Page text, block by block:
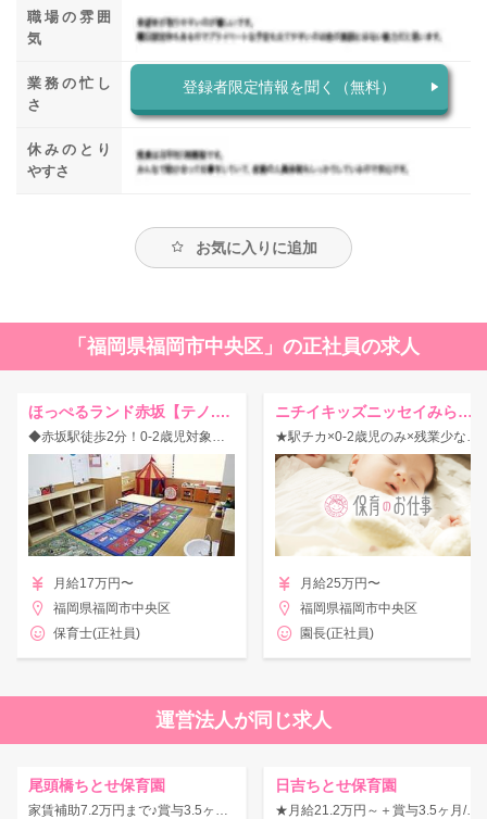
職場の雰囲
気
業務の忙し
さ
休みのとり
やすさ
登録者限定情報を聞く（無料）
お気に入りに追加
「福岡県福岡市中央区」の正社員の求人
ほっぺるランド赤坂【テノ.コーポレーション】
◆赤坂駅徒歩2分！0-2歳児対象定員19名の福岡市地域型小規模保育園◎一人一人とじっくり向き合える環境♪
月給17万円〜
福岡県福岡市中央区
保育士(正社員)
ニチイキッズニッセイみらい博多保育園
★駅チカ×0-2歳児のみ×残業少なめ★教育制度充実で園長経験なくても大丈夫！
月給25万円〜
福岡県福岡市中央区
園長(正社員)
運営法人が同じ求人
尾頭橋ちとせ保育園
家賃補助7.2万円まで♪賞与3.5ヶ月◎書類はPC・手書き両方OK！
日吉ちとせ保育園
★月給21.2万円～＋賞与3.5ヶ月/改善約20万円の好待遇★借り上げ社宅あり◎